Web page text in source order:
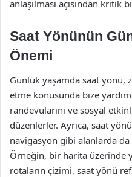
anlaşılması açısından kritik
Saat Yönünün
Önemi
Günlük yaşamda saat yönü,
etme konusunda bize
randevularını ve sosyal
düzenlerler. Ayrıca, saat
navigasyon gibi alanlarda
Örneğin, bir harita üzerinde
rotaların çizimi, saat yönü